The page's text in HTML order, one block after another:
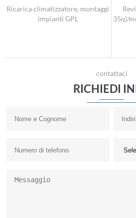
Ricarica climatizzatore, montaggi
impianti GPL
35q)/
contattaci
RICHIEDI